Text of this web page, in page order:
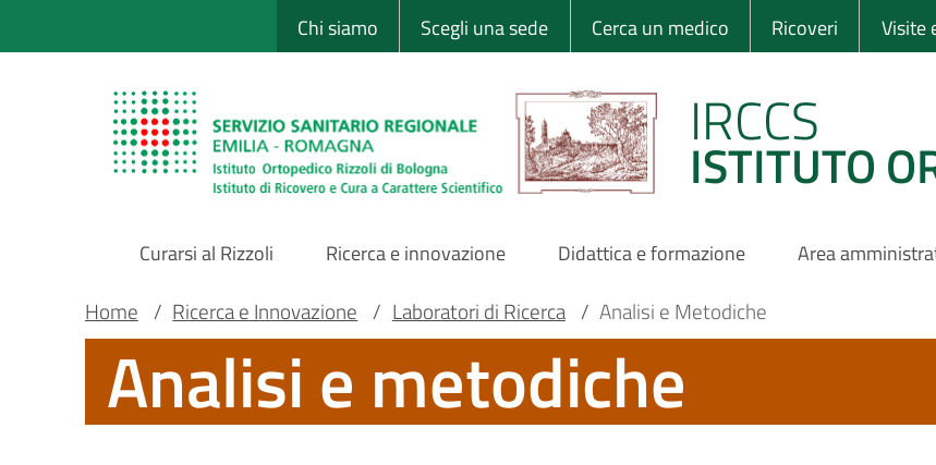
al
Sito Web Istituto Ortopedico
Chi siamo Scegli una sede Cerca un medico Ricoveri Visite
IRCCS
ISTITUTO
Main
Navigation
Curarsi al Rizzoli Ricerca e innovazione Didattica e formazione Area
Main container
Briciole
Home / Ricerca e Innovazione / Laboratori di Ricerca / Analisi e Metodiche
Analisi e metodiche